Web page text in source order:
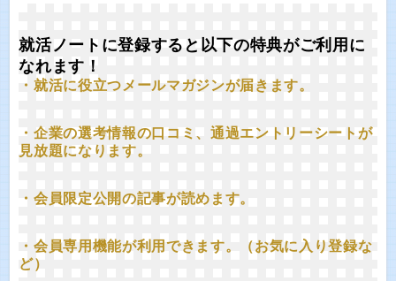
就活ノートに登録すると以下の特典がご利用に
なれます！
・就活に役立つメールマガジンが届きます。
・企業の選考情報の口コミ、通過エントリーシートが
見放題になります。
・会員限定公開の記事が読めます。
・会員専用機能が利用できます。（お気に入り登録な
ど）